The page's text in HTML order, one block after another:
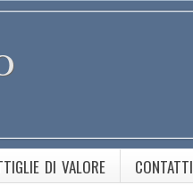
DI VALORE CONTATTI